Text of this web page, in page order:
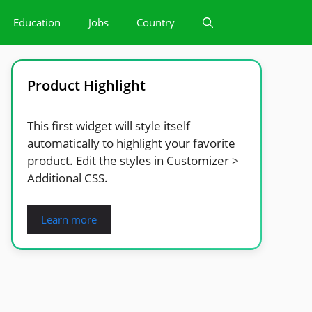
Education Jobs Country
Product Highlight
This first widget will style itself
automatically to highlight your favorite
product. Edit the styles in Customizer >
Additional CSS.
Learn more